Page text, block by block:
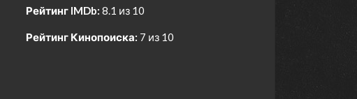
Рейтинг IMDb: 8.1 из 10
Рейтинг Кинопоиска: 7 из 10